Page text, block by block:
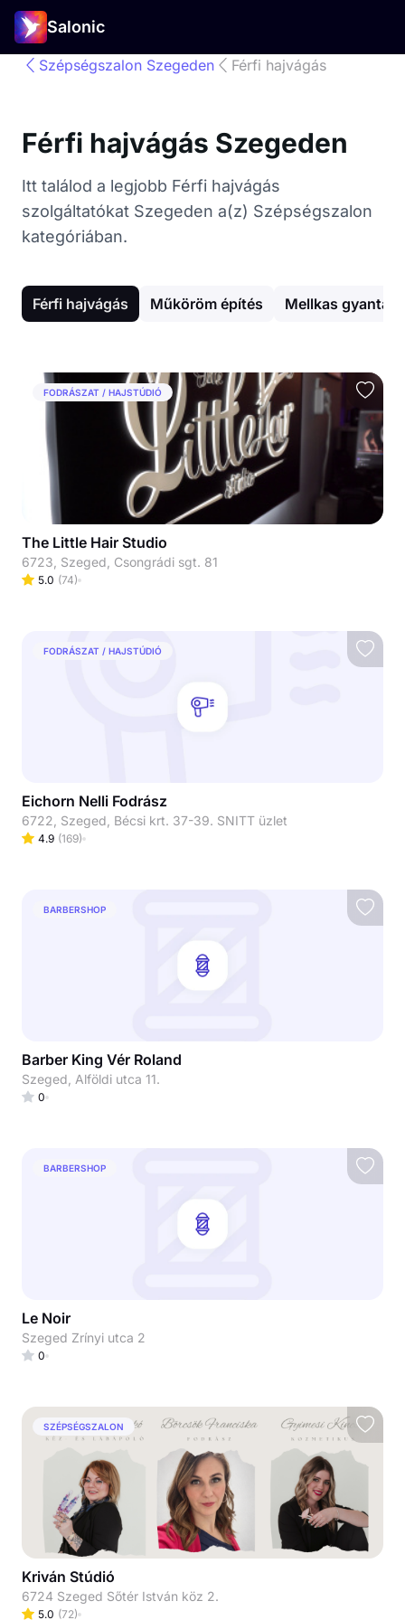
Salonic
Szépségszalon Szegeden Férfi hajvágás
Férfi hajvágás Szegeden
Itt találod a legjobb Férfi hajvágás
szolgáltatókat Szegeden a(z) Szépségszalon
kategóriában.
Férfi hajvágás Műköröm építés Mellkas
FODRÁSZAT / HAJSTÚDIÓ
The Little Hair Studio
6723, Szeged, Csongrádi sgt. 81
5.0 (74)
FODRÁSZAT / HAJSTÚDIÓ
Eichorn Nelli Fodrász
6722, Szeged, Bécsi krt. 37-39. SNITT üzlet
4.9 (169)
BARBERSHOP
Barber King Vér Roland
Szeged, Alföldi utca 11.
0
BARBERSHOP
Le Noir
Szeged Zrínyi utca 2
0
SZÉPSÉGSZALON
Kriván Stúdió
6724 Szeged Sőtér István köz 2.
5.0 (72)